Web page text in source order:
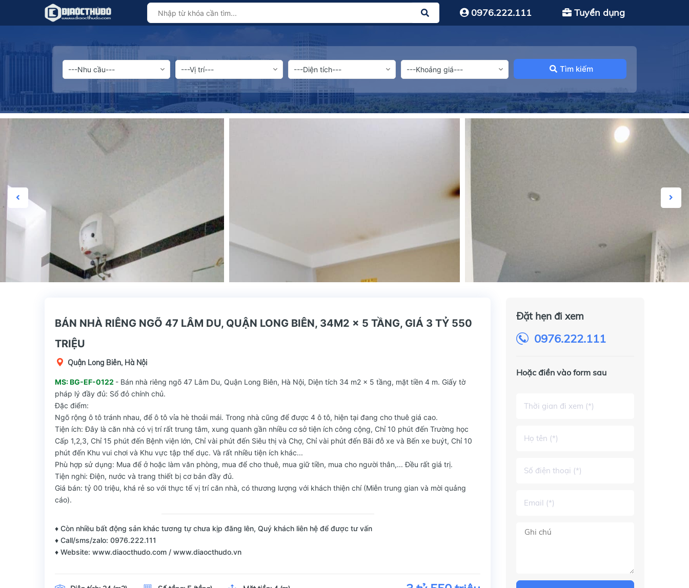
0976.222.111 Tuyển dụng
Tìm kiếm
BÁN NHÀ RIÊNG NGÕ 47 LÂM DU, QUẬN LONG BIÊN, 34M2 x 5 TẦNG, GIÁ 3 TỶ 550
TRIỆU
Quận Long Biên, Hà Nội
MS: BG-EF-0122 - Bán nhà riêng ngõ 47 Lâm Du, Quận Long Biên, Hà Nội, Diện tích 34 m2 x 5 tầng, mặt tiền 4 m. Giấy tờ
pháp lý đầy đủ: Sổ đỏ chính chủ.
Đặc điểm:
Ngõ rộng ô tô tránh nhau, để ô tô vỉa hè thoải mái. Trong nhà cũng để được 4 ô tô, hiện tại đang cho thuê giá cao.
Tiện ích: Đây là căn nhà có vị trí rất trung tâm, xung quanh gần nhiều cơ sở tiện ích công cộng, Chỉ 10 phút đến Trường học
Cấp 1,2,3, Chỉ 15 phút đến Bệnh viện lớn, Chỉ vài phút đến Siêu thị và Chợ, Chỉ vài phút đến Bãi đỗ xe và Bến xe buýt, Chỉ 10
phút đến Khu vui chơi và Khu vực tập thể dục. Và rất nhiều tiện ích khác...
Phù hợp sử dụng: Mua để ở hoặc làm văn phòng, mua để cho thuê, mua giữ tiền, mua cho người thân,... Đều rất giá trị.
Tiện nghi: Điện, nước và trang thiết bị cơ bản đầy đủ.
Giá bán: tỷ 00 triệu, khá rẻ so với thực tế vị trí căn nhà, có thương lượng với khách thiện chí (Miễn trung gian và mời quảng
cáo).
♦ Còn nhiều bất động sản khác tương tự chưa kịp đăng lên, Quý khách liên hệ để được tư vấn
♦ Call/sms/zalo: 0976.222.111
♦ Website: www.diaocthudo.com / www.diaocthudo.vn
Đặt hẹn đi xem
0976.222.111
Hoặc điền vào form sau